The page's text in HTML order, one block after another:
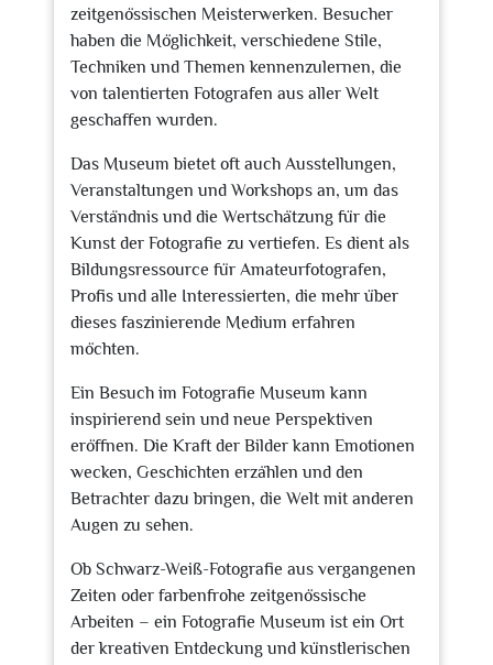
zeitgenössischen Meisterwerken. Besucher
haben die Möglichkeit, verschiedene Stile,
Techniken und Themen kennenzulernen, die
von talentierten Fotografen aus aller Welt
geschaffen wurden.
Das Museum bietet oft auch Ausstellungen,
Veranstaltungen und Workshops an, um das
Verständnis und die Wertschätzung für die
Kunst der Fotografie zu vertiefen. Es dient als
Bildungsressource für Amateurfotografen,
Profis und alle Interessierten, die mehr über
dieses faszinierende Medium erfahren
möchten.
Ein Besuch im Fotografie Museum kann
inspirierend sein und neue Perspektiven
eröffnen. Die Kraft der Bilder kann Emotionen
wecken, Geschichten erzählen und den
Betrachter dazu bringen, die Welt mit anderen
Augen zu sehen.
Ob Schwarz-Weiß-Fotografie aus vergangenen
Zeiten oder farbenfrohe zeitgenössische
Arbeiten – ein Fotografie Museum ist ein Ort
der kreativen Entdeckung und künstlerischen